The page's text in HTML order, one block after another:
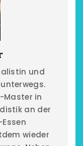
und
Master in
an der
wieder